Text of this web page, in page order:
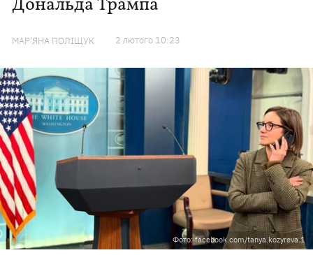
МАР'ЯНА ПОЛІЩУК 2 лютого 10:23
Фото: facebook.com/tanya.kozyreva.1